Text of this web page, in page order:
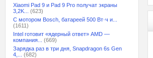
Xiaomi Pad 9 и Pad 9 Pro получат экраны
3,2K...
(623)
С мотором Bosch, батареей 500 Вт·ч и...
(1611)
Intel готовит «ядерный ответ» AMD —
компания...
(669)
Зарядка раз в три дня, Snapdragon 6s Gen
4,...
(682)